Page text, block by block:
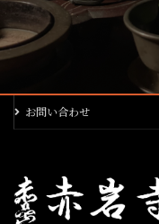
お問い合わせ